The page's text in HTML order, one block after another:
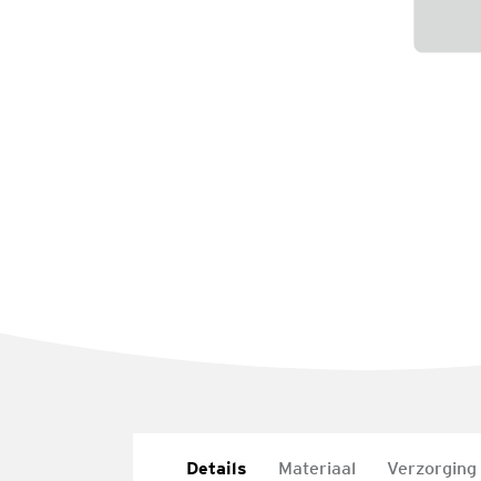
Details Materiaal Verzorging